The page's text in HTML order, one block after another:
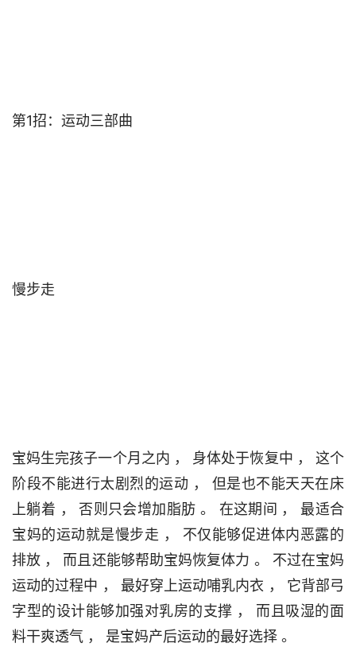
第1招：运动三部曲
慢步走
宝妈生完孩子一个月之内 ， 身体处于恢复中 ， 这个
阶段不能进行太剧烈的运动 ， 但是也不能天天在床
上躺着 ， 否则只会增加脂肪 。 在这期间 ， 最适合
宝妈的运动就是慢步走 ， 不仅能够促进体内恶露的
排放 ， 而且还能够帮助宝妈恢复体力 。 不过在宝妈
运动的过程中 ， 最好穿上运动哺乳内衣 ， 它背部弓
字型的设计能够加强对乳房的支撑 ， 而且吸湿的面
料干爽透气 ， 是宝妈产后运动的最好选择 。